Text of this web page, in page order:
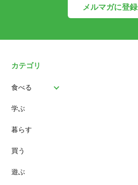
メルマガに登録
カテゴリ
食べる
パン
スイーツ
ランチ
カフェ
学ぶ
暮らす
買う
遊ぶ